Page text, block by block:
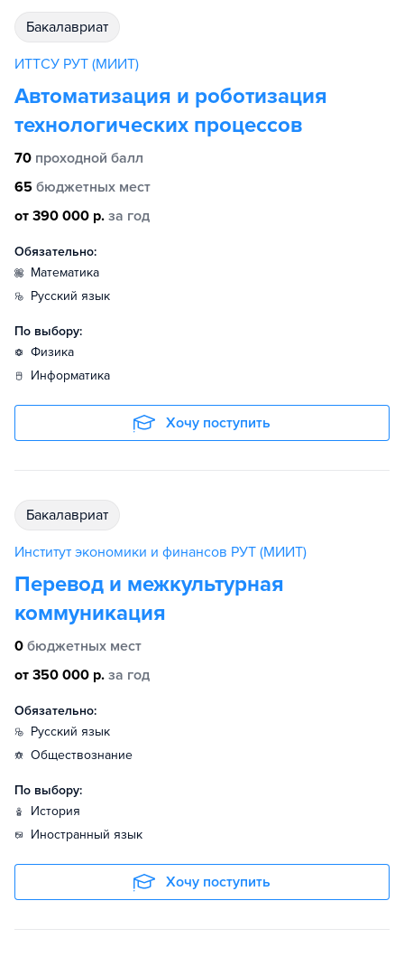
бакалавриат
ИТТСУ РУТ (МИИТ)
Автоматизация и роботизация
технологических процессов
70 проходной балл
65 бюджетных мест
от 390 000 р. за год
Обязательно:
математика
русский язык
По выбору:
физика
информатика
Хочу поступить
бакалавриат
Институт экономики и финансов РУТ (МИИТ)
Перевод и межкультурная
коммуникация
0 бюджетных мест
от 350 000 р. за год
Обязательно:
русский язык
обществознание
По выбору:
история
иностранный язык
Хочу поступить